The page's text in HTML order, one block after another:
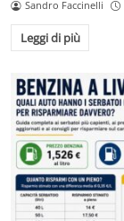
Sandro Faccinelli
Leggi di più